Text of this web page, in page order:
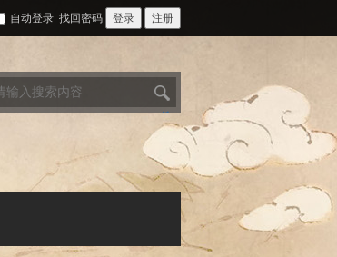
自动登录 找回密码 登录 注册